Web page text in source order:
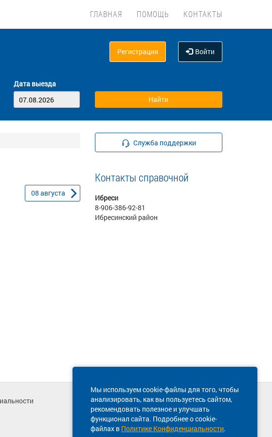
ГЛАВНАЯ ПОМОЩЬ КОНТАКТЫ
Регистрация Войти
Дата выезда
08 августа
Служба поддержки
Контакты справочной
Ибреси
8-906-386-92-81
Ибресинский район
Мы используем cookie-файлы для того, чтобы
анализировать, как вы пользуетесь сайтом,
рекомендовать полезное и улучшать
функционал сайта. Подробнее о cookie-
файлах в Политике Конфиденциальности.
Техническая поддержка сайта
8 800 600-03-38